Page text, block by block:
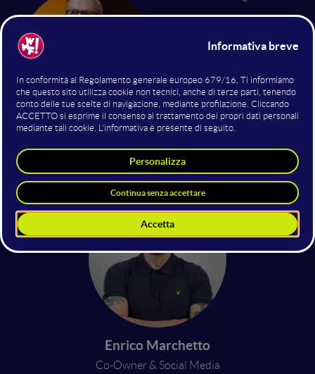
M101
Alessandra Farabegoli
email strategist
Enrico Marchetto
Co-Owner & Social Media